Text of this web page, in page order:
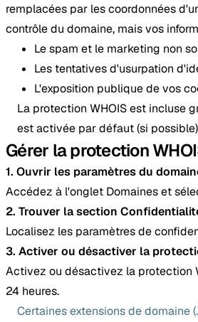
remplacées par les coordonnées
contrôle du domaine, mais vos
Le spam et le marketing non
Les tentatives d'usurpation
L'exposition publique de vos
La protection WHOIS est incluse
est activée par défaut (si
Gérer la protection
1. Ouvrir les paramètres du
Accédez à l'onglet Domaines et
2. Trouver la section
Localisez les paramètres de
3. Activer ou désactiver la
Activez ou désactivez la protection
24 heures.
Certaines extensions de domaine